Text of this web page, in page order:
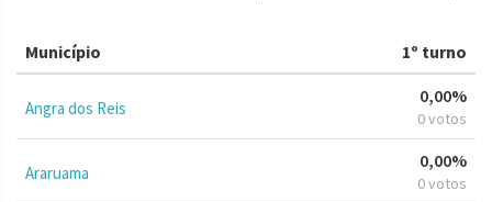
Município 1º turno
Angra dos Reis
0,00%
0 votos
Araruama
0,00%
0 votos